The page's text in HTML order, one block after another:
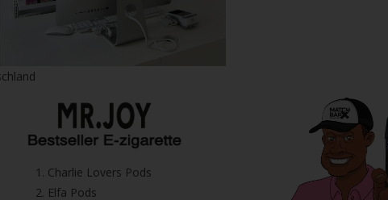
1.⁠ ⁠Charlie Lovers Pods
2.⁠ ⁠⁠Elfa Pods